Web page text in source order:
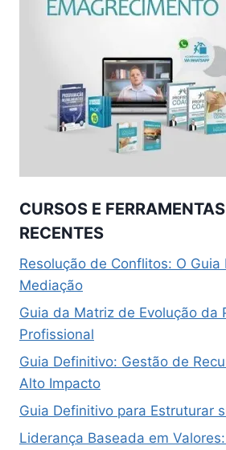
CURSOS E
RECENTES
Resolução de Conflitos: O
Mediação
Guia da Matriz de Evolução da
Profissional
Guia Definitivo: Gestão de
Alto Impacto
Guia Definitivo para Estruturar
Liderança Baseada em